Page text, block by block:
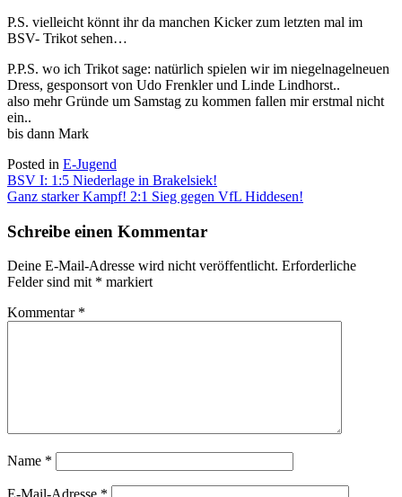
P.S. vielleicht könnt ihr da manchen Kicker zum letzten mal im
BSV- Trikot sehen…
P.P.S. wo ich Trikot sage: natürlich spielen wir im niegelnagelneuen
Dress, gesponsort von Udo Frenkler und Linde Lindhorst..
also mehr Gründe um Samstag zu kommen fallen mir erstmal nicht
ein..
bis dann Mark
Posted in E-Jugend
Beitragsnavigation
BSV I: 1:5 Niederlage in Brakelsiek!
Ganz starker Kampf! 2:1 Sieg gegen VfL Hiddesen!
Schreibe einen Kommentar
Deine E-Mail-Adresse wird nicht veröffentlicht. Erforderliche
Felder sind mit * markiert
Kommentar *
Name *